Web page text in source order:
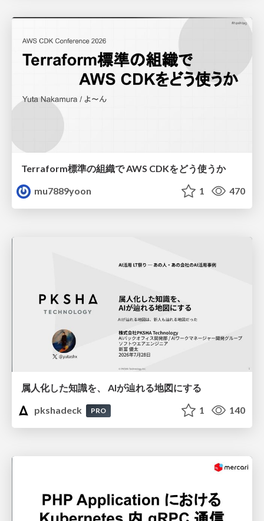
Terraform標準の組織で AWS CDKをどう使うか
mu7889yoon
1 470
属人化した知識を、 AIが辿れる地図にする
pkshadeck
PRO 1 140